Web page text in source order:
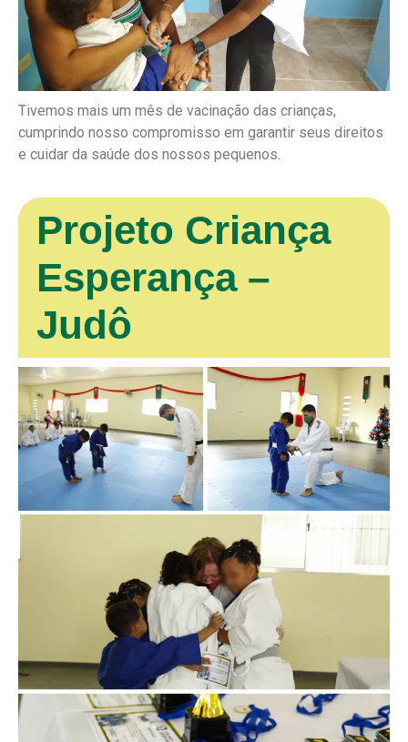
Tivemos mais um mês de vacinação das crianças,
cumprindo nosso compromisso em garantir seus direitos
e cuidar da saúde dos nossos pequenos.
Projeto Criança
Esperança –
Judô